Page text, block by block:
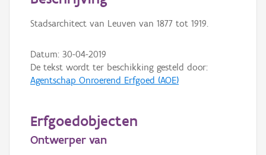
Persoon of collectief
Hergebruik
Aanmelden
Stadsarchitect van Leuven van 1877 tot 1919.
Datum: 30-04-2019
De tekst wordt ter beschikking gesteld door:
Agentschap Onroerend Erfgoed (AOE)
Erfgoedobjecten
Ontwerper van